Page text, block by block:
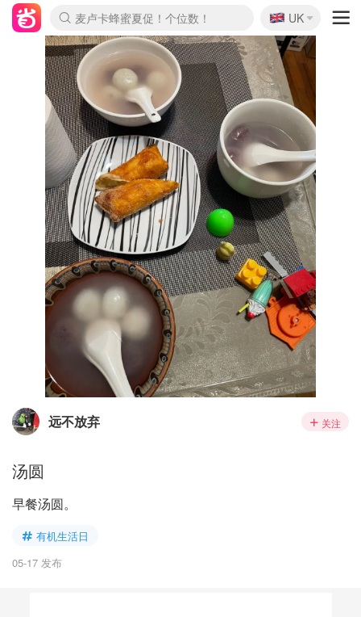
麦卢卡蜂蜜夏促！个位数！
Prada/Miu 4.8折！
啥？必胜客披萨5折！
🇬🇧
UK
远不放弃 关注
汤圆
早餐汤圆。
有机生活日
05-17 发布